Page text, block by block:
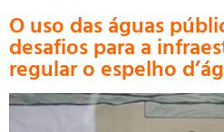
O uso das águas
desafios para a
regular o espelho